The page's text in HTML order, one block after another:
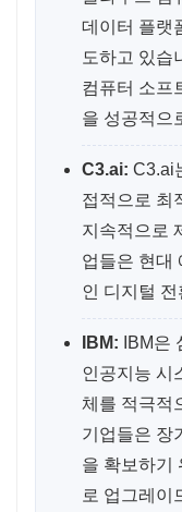
데이터 플랫
도하고 있습
컴퓨터 소프
을 성공적으
C3.ai: C3.ai
접적으로 최
지속적으로
업들은 현대
인 디지털
IBM: IBM은
인공지능 시
체를 적극적
기업들은 장
을 확보하기
로 업그레이